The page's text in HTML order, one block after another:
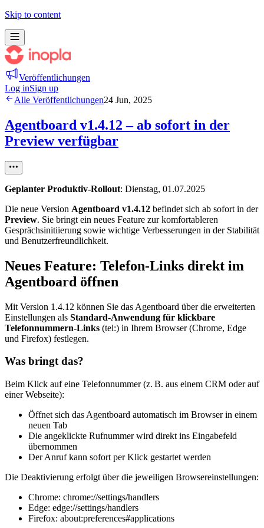
Skip to content
Veröffentlichungen
Log inSign up
Alle Veröffentlichungen24 Jun, 2025
Agentboard v1.4.12 – ab sofort in der
Preview verfügbar
Geplanter Produktiv-Rollout: Dienstag, 01.07.2025
Die neue Version Agentboard v1.4.12 befindet sich ab sofort in der
Preview. Sie bringt ein neues Feature zur komfortableren
Gesprächsinitiierung sowie wichtige Verbesserungen in der Stabilität
und Benutzerfreundlichkeit.
Neues Feature: Telefon-Links direkt im
Agentboard öffnen
Mit Version 1.4.12 können Sie das Agentboard über die erweiterten
Einstellungen als Standard-Anwendung für klickbare
Telefonnummern-Links (tel:) in Ihrem Browser (Chrome, Edge
und Firefox) festlegen.
Was bringt das?
Beim Klick auf eine Telefonnummer (z. B. aus einem CRM oder auf
einer Webseite):
Öffnet sich das Agentboard automatisch im Browser in einem
neuen Tab
Die angeklickte Rufnummer wird direkt ins Eingabefeld
übernommen
Der Anruf kann sofort per Klick gestartet werden
Die Deaktivierung erfolgt über die jeweiligen Browsereinstellungen:
Chrome: chrome://settings/handlers
Edge: edge://settings/handlers
Firefox: about:preferences#applications